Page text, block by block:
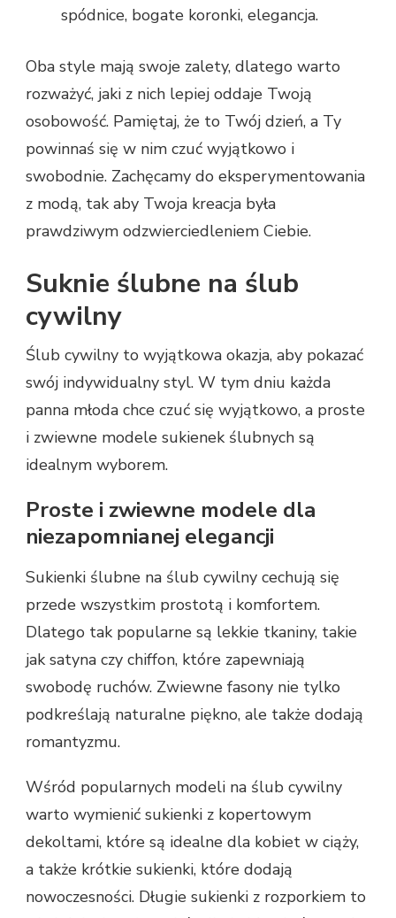
spódnice, bogate koronki, elegancja.
Oba style mają swoje zalety, dlatego warto
rozważyć, jaki z nich lepiej oddaje Twoją
osobowość. Pamiętaj, że to Twój dzień, a Ty
powinnaś się w nim czuć wyjątkowo i
swobodnie. Zachęcamy do eksperymentowania
z modą, tak aby Twoja kreacja była
prawdziwym odzwierciedleniem Ciebie.
Suknie ślubne na ślub
cywilny
Ślub cywilny to wyjątkowa okazja, aby pokazać
swój indywidualny styl. W tym dniu każda
panna młoda chce czuć się wyjątkowo, a proste
i zwiewne modele sukienek ślubnych są
idealnym wyborem.
Proste i zwiewne modele dla
niezapomnianej elegancji
Sukienki ślubne na ślub cywilny cechują się
przede wszystkim prostotą i komfortem.
Dlatego tak popularne są lekkie tkaniny, takie
jak satyna czy chiffon, które zapewniają
swobodę ruchów. Zwiewne fasony nie tylko
podkreślają naturalne piękno, ale także dodają
romantyzmu.
Wśród popularnych modeli na ślub cywilny
warto wymienić sukienki z kopertowym
dekoltami, które są idealne dla kobiet w ciąży,
a także krótkie sukienki, które dodają
nowoczesności. Długie sukienki z rozporkiem to